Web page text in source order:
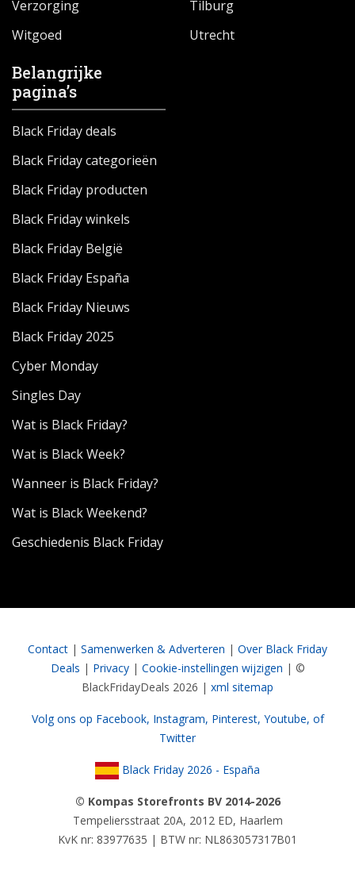
Verzorging
Witgoed
Tilburg
Utrecht
Belangrijke
pagina’s
Black Friday deals
Black Friday categorieën
Black Friday producten
Black Friday winkels
Black Friday België
Black Friday España
Black Friday Nieuws
Black Friday 2025
Cyber Monday
Singles Day
Wat is Black Friday?
Wat is Black Week?
Wanneer is Black Friday?
Wat is Black Weekend?
Geschiedenis Black Friday
Contact | Samenwerken & Adverteren | Over Black Friday
Deals | Privacy| Cookie-instellingen wijzigen | ©
BlackFridayDeals 2026 | xml sitemap
Volg ons op Facebook, Instagram, Pinterest, Youtube, of
Twitter
Black Friday 2026 - España
© Kompas Storefronts BV 2014-2026
Tempeliersstraat 20A, 2012 ED, Haarlem
KvK nr: 83977635 | BTW nr: NL863057317B01